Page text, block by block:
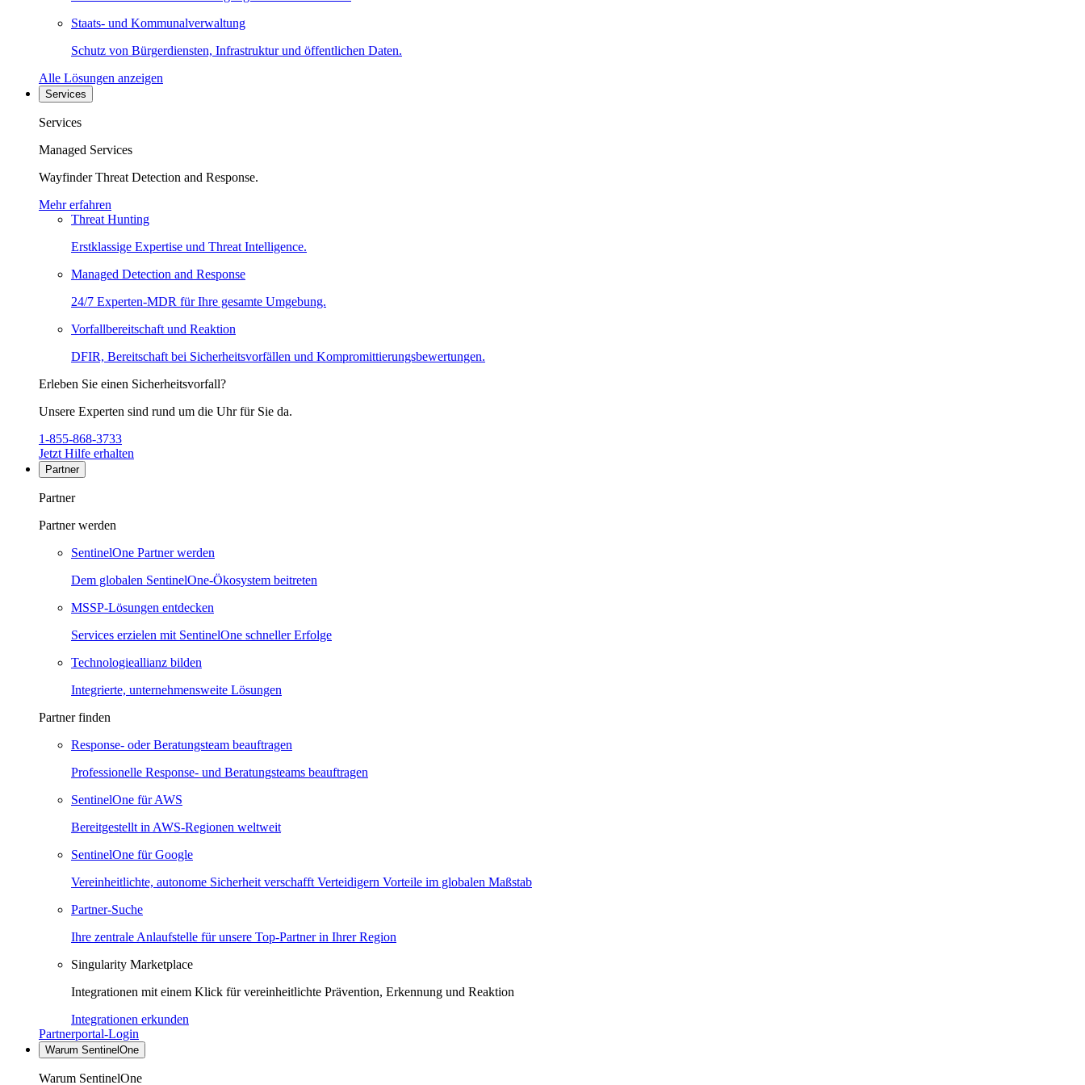
Staats- und Kommunalverwaltung
Schutz von Bürgerdiensten, Infrastruktur und öffentlichen Daten.
Alle Lösungen anzeigen
Services
Services
Managed Services
Wayfinder Threat Detection and Response.
Mehr erfahren
Threat Hunting
Erstklassige Expertise und Threat Intelligence.
Managed Detection and Response
24/7 Experten-MDR für Ihre gesamte Umgebung.
Vorfallbereitschaft und Reaktion
DFIR, Bereitschaft bei Sicherheitsvorfällen und Kompromittierungsbewertungen.
Erleben Sie einen Sicherheitsvorfall?
Unsere Experten sind rund um die Uhr für Sie da.
1-855-868-3733
Jetzt Hilfe erhalten
Partner
Partner
Partner werden
SentinelOne Partner werden
Dem globalen SentinelOne-Ökosystem beitreten
MSSP-Lösungen entdecken
Services erzielen mit SentinelOne schneller Erfolge
Technologieallianz bilden
Integrierte, unternehmensweite Lösungen
Partner finden
Response- oder Beratungsteam beauftragen
Professionelle Response- und Beratungsteams beauftragen
SentinelOne für AWS
Bereitgestellt in AWS-Regionen weltweit
SentinelOne für Google
Vereinheitlichte, autonome Sicherheit verschafft Verteidigern Vorteile im globalen Maßstab
Partner-Suche
Ihre zentrale Anlaufstelle für unsere Top-Partner in Ihrer Region
Singularity Marketplace
Integrationen mit einem Klick für vereinheitlichte Prävention, Erkennung und Reaktion
Integrationen erkunden
Partnerportal-Login
Warum SentinelOne
Warum SentinelOne